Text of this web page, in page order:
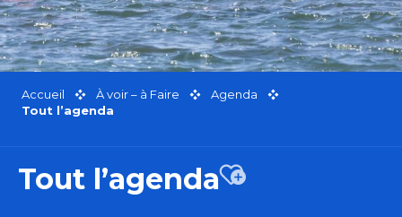
Accueil À voir – à Faire
Agenda
Tout l’agenda
Tout l’agendaAjouter aux